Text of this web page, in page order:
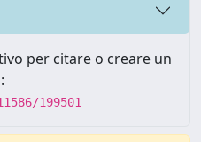
per citare o creare un
199501